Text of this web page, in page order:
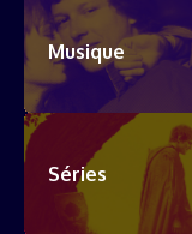
Musique
Séries